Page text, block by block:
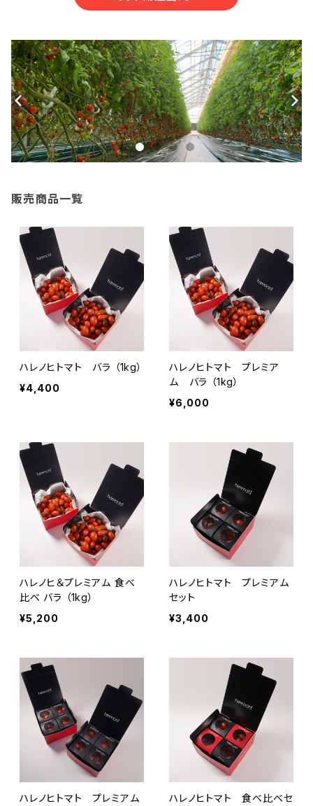
販売商品一覧
ハレノヒトマト バラ （1kg）
¥4,400
ハレノヒトマト プレミア
ム バラ （1kg）
¥6,000
ハレノヒ＆プレミアム 食べ
比べ バラ （1kg）
¥5,200
ハレノヒトマト プレミアム
セット
¥3,400
ハレノヒトマト プレミアム ハレノヒトマト 食べ比べセ